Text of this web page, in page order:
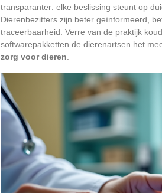
transparanter: elke beslissing steunt op
Dierenbezitters zijn beter geïnformeerd,
traceerbaarheid. Verre van de praktijk
softwarepakketten de dierenartsen het
zorg voor dieren